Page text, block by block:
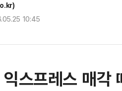
10:45
스프레스 매각